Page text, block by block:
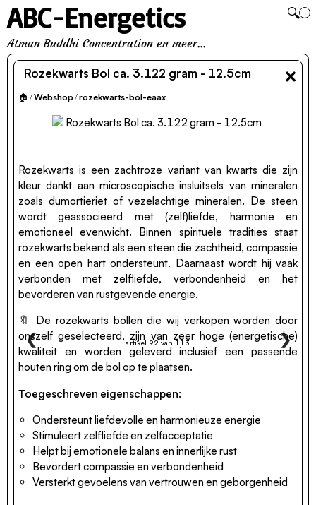
🔍
ABC-Energetics
Atman Buddhi Concentration en meer...
×
Rozekwarts Bol ca. 3.122 gram - 12.5cm
🏠 /Webshop /rozekwarts-bol-eaax
❮ artikel 92 van 113 ❯
Rozekwarts is een zachtroze variant van kwarts die zijn
kleur dankt aan microscopische insluitsels van mineralen
zoals dumortieriet of vezelachtige mineralen. De steen
wordt geassocieerd met (zelf)liefde, harmonie en
emotioneel evenwicht. Binnen spirituele tradities staat
rozekwarts bekend als een steen die zachtheid, compassie
en een open hart ondersteunt. Daarnaast wordt hij vaak
verbonden met zelfliefde, verbondenheid en het
bevorderen van rustgevende energie.
🔖 De rozekwarts bollen die wij verkopen worden door
onszelf geselecteerd, zijn van zeer hoge (energetische)
kwaliteit en worden geleverd inclusief een passende
houten ring om de bol op te plaatsen.
Toegeschreven eigenschappen:
Ondersteunt liefdevolle en harmonieuze energie
Stimuleert zelfliefde en zelfacceptatie
Helpt bij emotionele balans en innerlijke rust
Bevordert compassie en verbondenheid
Versterkt gevoelens van vertrouwen en geborgenheid